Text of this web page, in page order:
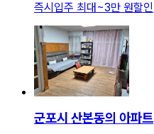
즉시입주 최대 ~3만 원할인
군포시 산본동의 아파트